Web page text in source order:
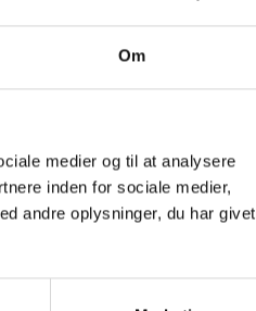
Om
medier og til at analysere
inden for sociale medier,
andre oplysninger, du har givet